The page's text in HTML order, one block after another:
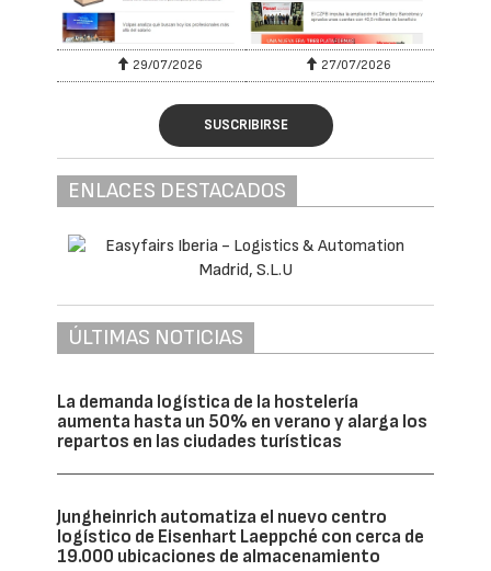
29/07/2026 27/07/2026
SUSCRIBIRSE
ENLACES DESTACADOS
ÚLTIMAS NOTICIAS
La demanda logística de la hostelería
aumenta hasta un 50% en verano y alarga los
repartos en las ciudades turísticas
Jungheinrich automatiza el nuevo centro
logístico de Eisenhart Laeppché con cerca de
19.000 ubicaciones de almacenamiento